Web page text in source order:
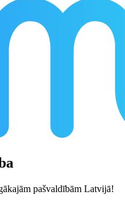
pašvaldībām Latvijā!